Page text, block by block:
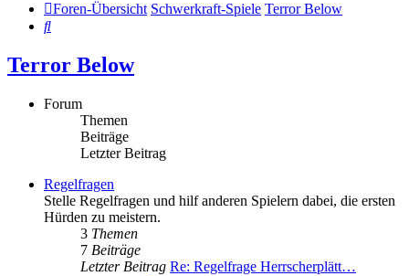
Foren-Übersicht Schwerkraft-Spiele Terror Below
Suche
Terror Below
Forum
Themen
Beiträge
Letzter Beitrag
Regelfragen
Stelle Regelfragen und hilf anderen Spielern dabei, die ersten
Hürden zu meistern.
3 Themen
7 Beiträge
Letzter Beitrag Re: Regelfrage Herrscherplätt…